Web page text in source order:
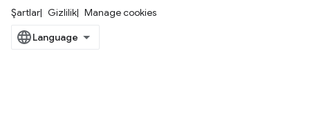
Şartlar Gizlilik Manage cookies